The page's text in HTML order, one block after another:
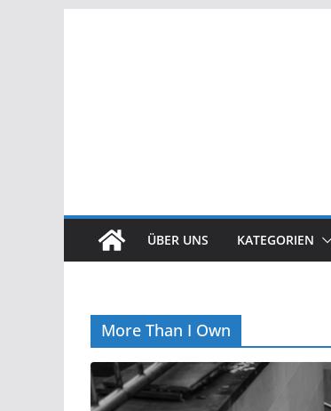
ÜBER UNS KATEGORIEN
More Than I Own